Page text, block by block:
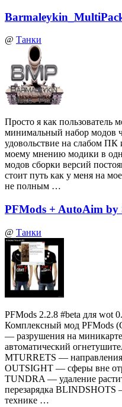
@ Танки
Просто я как пользователь
минимальный набор модов
удовольствие на слабом ПК
моему мнению модики в
модов сборки версий
стоит путь как у меня на
не полным …
PFMods + AutoAim by
@ Танки
PFMods 2.2.8 #beta для wot
Комплексный мод PFMods
— разрушения на
автоматический
MTURRETS —
OUTSIGHT — сферы вне
TUNDRA — удаление
перезарядка BLINDSHOTS
технике …